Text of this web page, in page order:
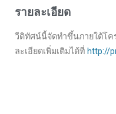
รายละเอียด
วีดิทัศน์นี้จัดทำขึ้นภายใต้โค
ละเอียดเพิ่มเติมได้ที่ http://